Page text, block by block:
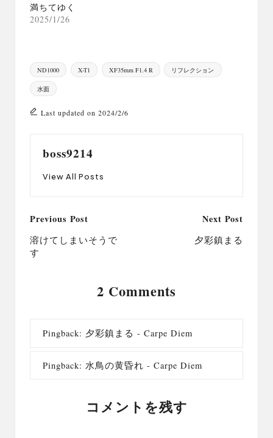
満ちてゆく
2025/1/26
Tags:
ND1000 X-T1 XF35mm F1.4 R リフレクション
水面
Last updated on 2024/2/6
boss9214
View All Posts
Post
navigation
Previous Post
溶けてしまいそうで
す
Next Post
夕彩鎮まる
2 Comments
Pingback: 夕彩鎮まる - Carpe Diem
Pingback: 水鳥の黄昏れ - Carpe Diem
コメントを残す